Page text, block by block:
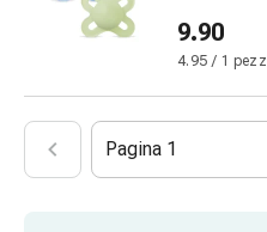
terapia
9.90
4.95 / 1
Pagina 1